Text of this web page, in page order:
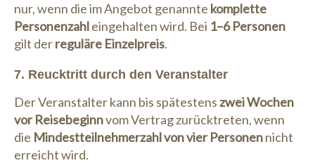
nur, wenn die im Angebot genannte komplette
Personenzahleingehalten wird. Bei 1–6 Personen
gilt derreguläre Einzelpreis.
7. Reucktritt durch den Veranstalter
Der Veranstalter kann bis spätestenszwei Wochen
vor Reisebeginnvom Vertrag zurücktreten, wenn
die Mindestteilnehmerzahl von vier Personennicht
erreicht wird.